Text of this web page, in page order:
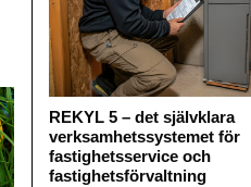
REKYL 5 – det självklara
verksamhetssystemet för
fastighetsservice och
fastighetsförvaltning